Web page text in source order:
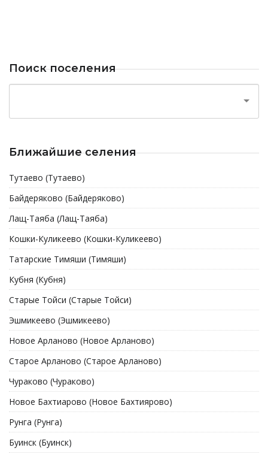
Поиск поселения
Ближайшие селения
Тутаево (Тутаево)
Байдеряково (Байдеряково)
Лащ-Таяба (Лащ-Таяба)
Кошки-Куликеево (Кошки-Куликеево)
Татарские Тимяши (Тимяши)
Кубня (Кубня)
Старые Тойси (Старые Тойси)
Эшмикеево (Эшмикеево)
Новое Арланово (Новое Арланово)
Старое Арланово (Старое Арланово)
Чураково (Чураково)
Новое Бахтиарово (Новое Бахтиярово)
Рунга (Рунга)
Буинск (Буинск)